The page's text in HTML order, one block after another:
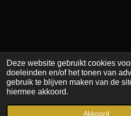
Deze website gebruikt cookies
doeleinden en/of het tonen van
gebruik te blijven maken van de
hiermee akkoord.
Akkoord